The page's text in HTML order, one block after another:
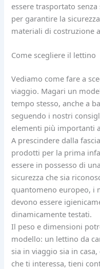
essere trasportato
per garantire la
materiali di costruzione
Come scegliere il lettino
Vediamo come fare a
viaggio. Magari un
tempo stesso, anche a
seguendo i nostri
elementi più importanti
A prescindere dalla
prodotti per la prima
essere in possesso di
sicurezza che sia
quantomeno europeo, i
devono essere
dinamicamente testati.
Il peso e dimensioni
modello: un lettino da
sia in viaggio sia in
che ti interessa, tieni